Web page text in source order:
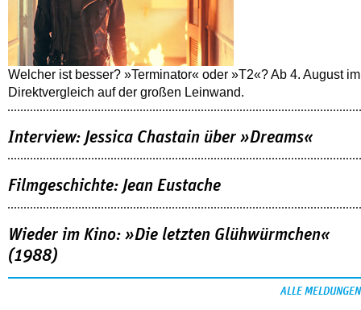
Welcher ist besser? »Terminator« oder »T2«? Ab 4. August im
Direktvergleich auf der großen Leinwand.
Interview: Jessica Chastain über »Dreams«
Filmgeschichte: Jean Eustache
Wieder im Kino: »Die letzten Glühwürmchen«
(1988)
ALLE MELDUNGEN